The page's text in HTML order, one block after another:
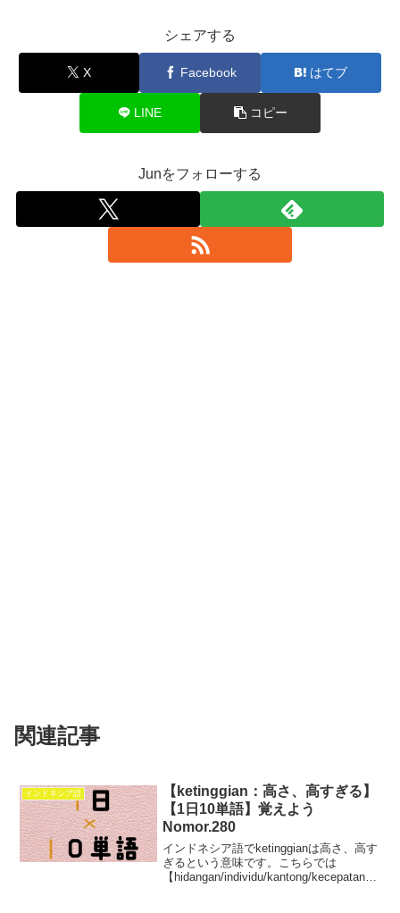
シェアする
X Facebook はてブ
LINE コピー
Junをフォローする
関連記事
インドネシア語
【ketinggian：高さ、高すぎる】
【1日10単語】覚えよう
Nomor.280
インドネシア語でketinggianは高さ、高す
ぎるという意味です。こちらでは
【hidangan/individu/kantong/kecepatan/kl